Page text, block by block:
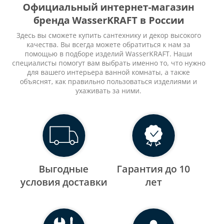
Официальный интернет-магазин
бренда WasserKRAFT в России
Здесь вы сможете купить сантехнику и декор высокого
качества. Вы всегда можете обратиться к нам за
помощью в подборе изделий WasserKRAFT. Наши
специалисты помогут вам выбрать именно то, что нужно
для вашего интерьера ванной комнаты, а также
объяснят, как правильно пользоваться изделиями и
ухаживать за ними.
Выгодные
уcловия доставки
Гарантия до 10
лет